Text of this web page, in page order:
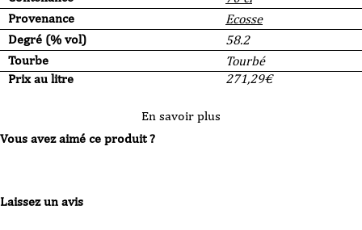
Provenance
Ecosse
Degré (% vol)
58.2
Tourbe
Tourbé
Prix au litre
271,29€
En savoir plus
Vous avez aimé ce produit ?
Laissez un avis